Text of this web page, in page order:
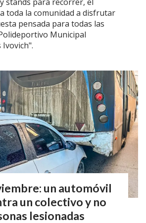
toda la comunidad a disfrutar
pensada para todas las
Municipal
un automóvil
un colectivo y no
lesionadas